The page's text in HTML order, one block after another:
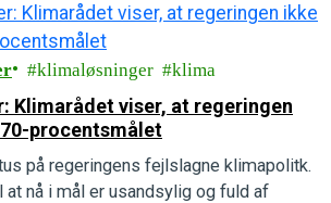
klimaløsninger klima
Klimarådet viser, at regeringen
procentsmålet
på regeringens fejlslagne klimapolitk.
at nå i mål er usandsylig og fuld af